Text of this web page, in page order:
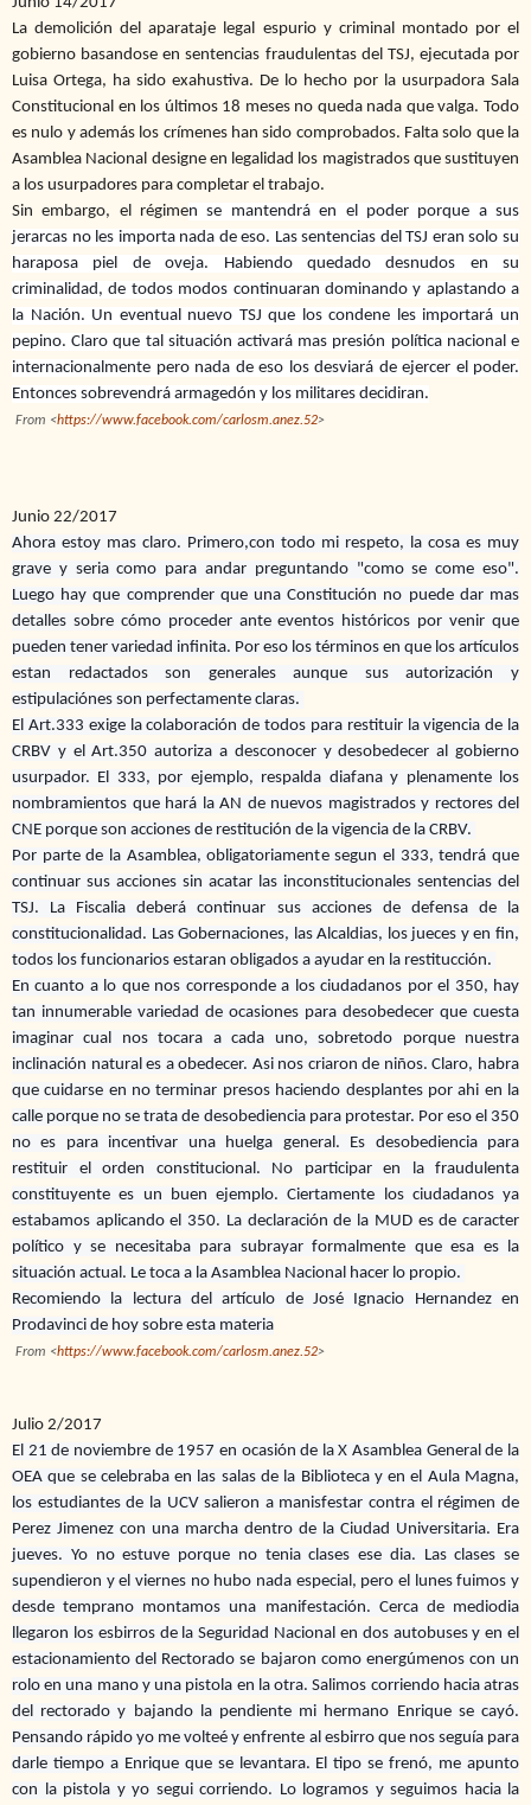
La demolición del aparataje legal espurio y criminal montado por el
gobierno basandose en sentencias fraudulentas del TSJ, ejecutada por
Luisa Ortega, ha sido exahustiva. De lo hecho por la usurpadora Sala
Constitucional en los últimos 18 meses no queda nada que valga. Todo
es nulo y además los crímenes han sido comprobados. Falta solo que la
Asamblea Nacional designe en legalidad los magistrados que sustituyen
a los usurpadores para completar el trabajo.
Sin embargo, el régimen se mantendrá en el poder porque a sus
jerarcas no les importa nada de eso. Las sentencias del TSJ eran solo su
haraposa piel de oveja. Habiendo quedado desnudos en su
criminalidad, de todos modos continuaran dominando y aplastando a
la Nación. Un eventual nuevo TSJ que los condene les importará un
pepino. Claro que tal situación activará mas presión política nacional e
internacionalmente pero nada de eso los desviará de ejercer el poder.
Entonces sobrevendrá armagedón y los militares decidiran.
From <https://www.facebook.com/carlosm.anez.52>
Junio 22/2017
Ahora estoy mas claro. Primero,con todo mi respeto, la cosa es muy
grave y seria como para andar preguntando "como se come eso".
Luego hay que comprender que una Constitución no puede dar mas
detalles sobre cómo proceder ante eventos históricos por venir que
pueden tener variedad infinita. Por eso los términos en que los artículos
estan redactados son generales aunque sus autorización y
estipulaciónes son perfectamente claras.
El Art.333 exige la colaboración de todos para restituir la vigencia de la
CRBV y el Art.350 autoriza a desconocer y desobedecer al gobierno
usurpador. El 333, por ejemplo, respalda diafana y plenamente los
nombramientos que hará la AN de nuevos magistrados y rectores del
CNE porque son acciones de restitución de la vigencia de la CRBV.
Por parte de la Asamblea, obligatoriamente segun el 333, tendrá que
continuar sus acciones sin acatar las inconstitucionales sentencias del
TSJ. La Fiscalia deberá continuar sus acciones de defensa de la
constitucionalidad. Las Gobernaciones, las Alcaldias, los jueces y en fin,
todos los funcionarios estaran obligados a ayudar en la restitucción.
En cuanto a lo que nos corresponde a los ciudadanos por el 350, hay
tan innumerable variedad de ocasiones para desobedecer que cuesta
imaginar cual nos tocara a cada uno, sobretodo porque nuestra
inclinación natural es a obedecer. Asi nos criaron de niños. Claro, habra
que cuidarse en no terminar presos haciendo desplantes por ahi en la
calle porque no se trata de desobediencia para protestar. Por eso el 350
no es para incentivar una huelga general. Es desobediencia para
restituir el orden constitucional. No participar en la fraudulenta
constituyente es un buen ejemplo. Ciertamente los ciudadanos ya
estabamos aplicando el 350. La declaración de la MUD es de caracter
político y se necesitaba para subrayar formalmente que esa es la
situación actual. Le toca a la Asamblea Nacional hacer lo propio.
Recomiendo la lectura del artículo de José Ignacio Hernandez en
Prodavinci de hoy sobre esta materia
From <https://www.facebook.com/carlosm.anez.52>
Julio 2/2017
El 21 de noviembre de 1957 en ocasión de la X Asamblea General de la
OEA que se celebraba en las salas de la Biblioteca y en el Aula Magna,
los estudiantes de la UCV salieron a manisfestar contra el régimen de
Perez Jimenez con una marcha dentro de la Ciudad Universitaria. Era
jueves. Yo no estuve porque no tenia clases ese dia. Las clases se
supendieron y el viernes no hubo nada especial, pero el lunes fuimos y
desde temprano montamos una manifestación. Cerca de mediodia
llegaron los esbirros de la Seguridad Nacional en dos autobuses y en el
estacionamiento del Rectorado se bajaron como energúmenos con un
rolo en una mano y una pistola en la otra. Salimos corriendo hacia atras
del rectorado y bajando la pendiente mi hermano Enrique se cayó.
Pensando rápido yo me volteé y enfrente al esbirro que nos seguía para
darle tiempo a Enrique que se levantara. El tipo se frenó, me apunto
con la pistola y yo segui corriendo. Lo logramos y seguimos hacia la